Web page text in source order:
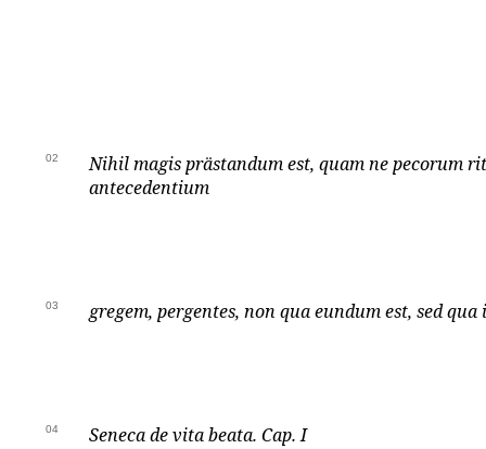
02
Nihil magis prästandum est, quam ne pecorum
antecedentium
03 gregem, pergentes, non qua eundum est, sed qua
04 Seneca de vita beata. Cap. I